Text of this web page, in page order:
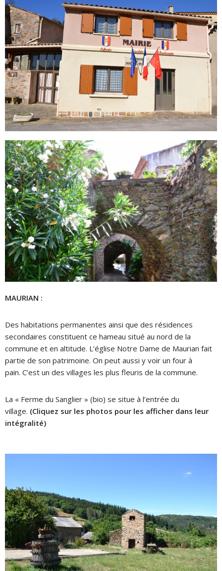
MAURIAN :
Des habitations permanentes ainsi que des résidences
secondaires constituent ce hameau situé au nord de la
commune et en altitude. L’église Notre Dame de Maurian fait
partie de son patrimoine. On peut aussi y voir un four à
pain. C’est un des villages les plus fleuris de la commune.
La « Ferme du Sanglier » (bio) se situe à l’entrée du
village. (Cliquez sur les photos pour les afficher dans leur
intégralité)